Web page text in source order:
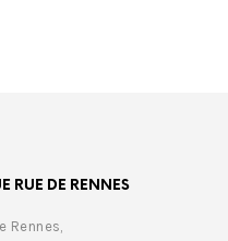
RUE DE RENNES
Rennes,